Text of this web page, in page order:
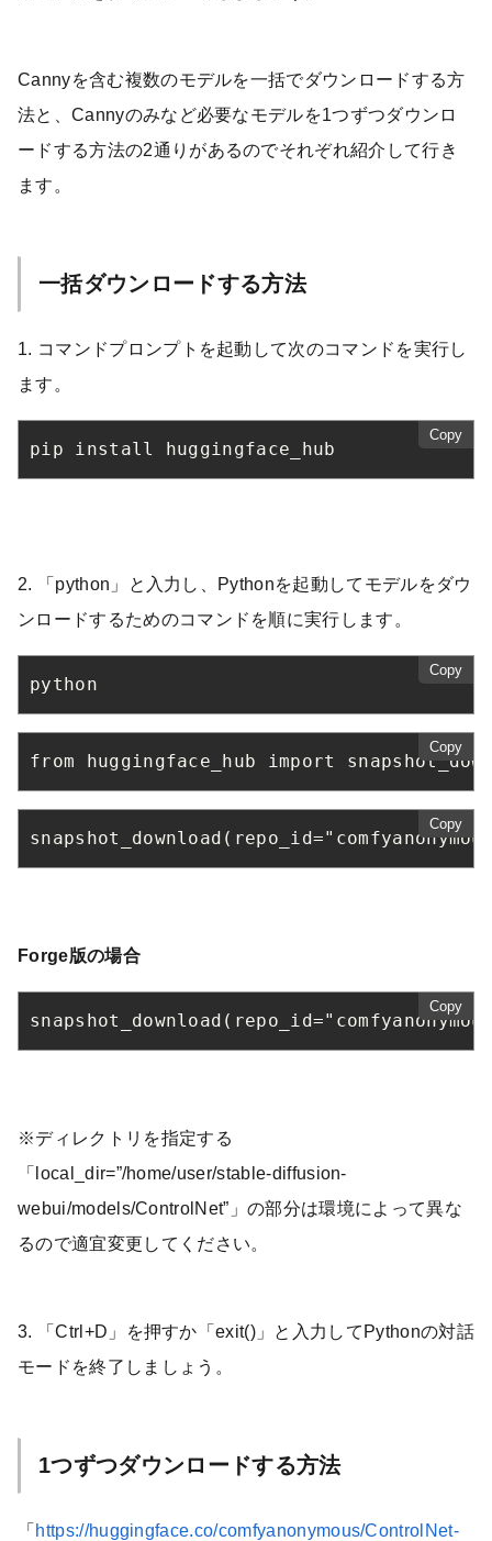
Cannyを含む複数のモデルを一括でダウンロードする方
法と、Cannyのみなど必要なモデルを1つずつダウンロ
ードする方法の2通りがあるのでそれぞれ紹介して行き
ます。
一括ダウンロードする方法
1. コマンドプロンプトを起動して次のコマンドを実行し
ます。
pip install huggingface_hub
Copy
2. 「python」と入力し、Pythonを起動してモデルをダウ
ンロードするためのコマンドを順に実行します。
python
Copy
from huggingface_hub import
Copy
Copy
Forge版の場合
Copy
※ディレクトリを指定する
「local_dir=”/home/user/stable-diffusion-
webui/models/ControlNet”」の部分は環境によって異な
るので適宜変更してください。
3. 「Ctrl+D」を押すか「exit()」と入力してPythonの対話
モードを終了しましょう。
1つずつダウンロードする方法
「 https://huggingface.co/comfyanonymous/ControlNet-